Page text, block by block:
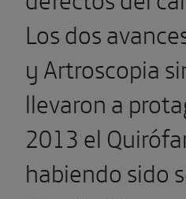
Los dos
y Artroscopia
llevaron a
2013 el
habiendo sido